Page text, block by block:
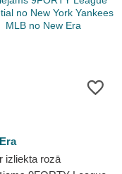
izliekta rozā